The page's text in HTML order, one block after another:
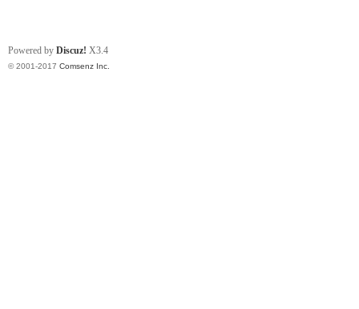
Powered by Discuz! X3.4
© 2001-2017 Comsenz Inc.